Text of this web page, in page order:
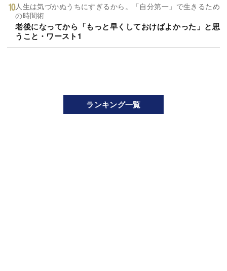
人生は気づかぬうちにすぎるから。「自分第一」で生きるため
の時間術
老後になってから「もっと早くしておけばよかった」と思
うこと・ワースト1
ランキング一覧